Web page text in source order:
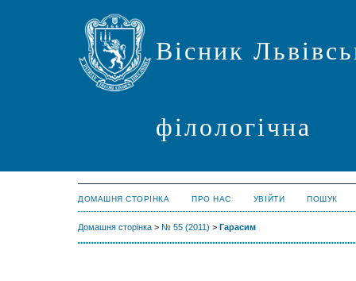
Вісник
філологічна
ДОМАШНЯ СТОРІНКА ПРО НАС УВІЙТИ ПОШУК
Домашня сторінка > № 55 (2011) > Гарасим